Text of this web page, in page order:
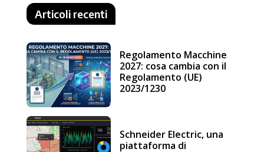
Articoli recenti
Regolamento Macchine
2027: cosa cambia con il
Regolamento (UE)
2023/1230
Schneider Electric, una
piattaforma di